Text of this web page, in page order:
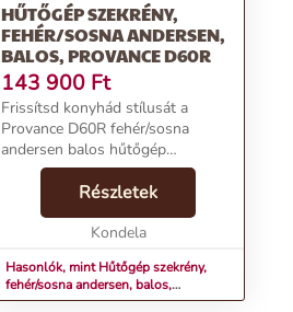
HŰTŐGÉP SZEKRÉNY,
FEHÉR/SOSNA ANDERSEN,
BALOS, PROVANCE D60R
143 900 Ft
Frissítsd konyhád stílusát a
Provance D60R fehér/sosna
andersen balos hűtőgép
szekrénnyel, most csak 104,900
Ft-ért! Az ingyenes szállításért
rendeld meg
most!Termékjellemzők:Név:
Részletek
Kondela
Hasonlók, mint Hűtőgép szekrény,
fehér/sosna andersen, balos,
PROVANCE D60R